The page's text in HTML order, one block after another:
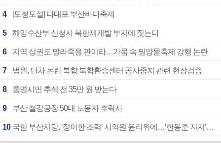
4 [도청도설] 다대포 부산바다축제
5 해양수산부 신청사 북항재개발 부지에 짓는다
6 지역 상권도 말라죽을 판이라…가뭄 속 밀양물축제 강행 논란
7 법원, 단차 논란 북항 복합환승센터 공사중지 관련 현장검증
8 통영시민 추석 전 35만 원 받는다
9 부산 철강공장 50대 노동자 추락사
10 국힘 부산시당, ‘정이한 조력’ 시의원 윤리위에…‘한동훈 지지’도 신고접수